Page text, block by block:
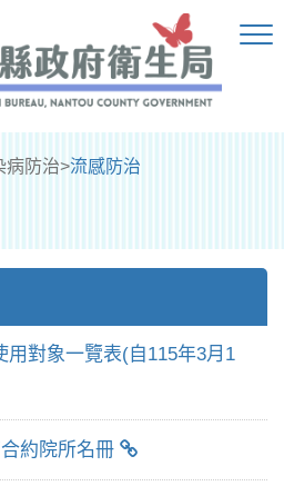
病防治>流感防治
用對象一覽表(自115年3月1
約院所名冊